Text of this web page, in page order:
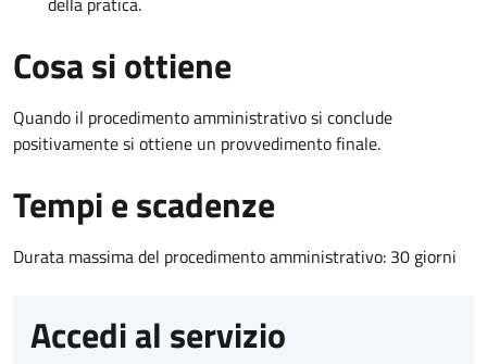
Cosa si ottiene
Quando il procedimento amministrativo si conclude
positivamente si ottiene un provvedimento finale.
Tempi e scadenze
Durata massima del procedimento amministrativo: 30 giorni
Accedi al servizio